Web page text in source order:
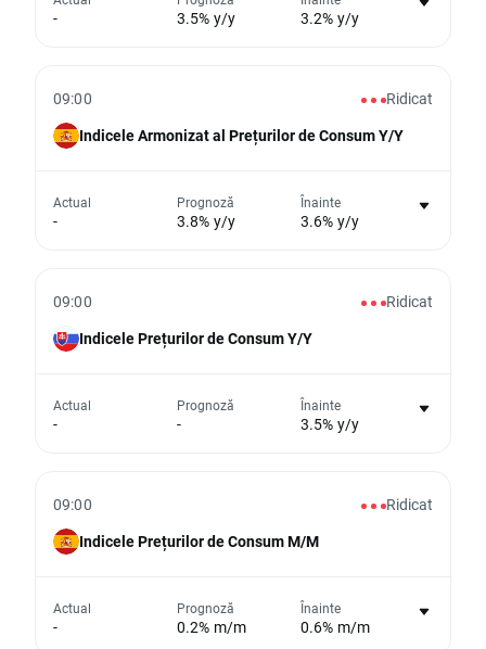
eveniment
- 3.5% y/y 3.2% y/y
Nu există niciun grafic pentru acest
eveniment
09:00
Ridicat
Indicele Armonizat al Prețurilor de Consum Y/Y
Actual
-
Prognoză
3.8% y/y
Înainte
3.6% y/y
Nu există niciun grafic pentru acest
09:00
Ridicat
Indicele Prețurilor de Consum Y/Y
Actual
-
Prognoză
-
Înainte
3.5% y/y
Nu există niciun grafic pentru acest
eveniment
09:00
Ridicat
Indicele Prețurilor de Consum M/M
Actual
-
Prognoză
0.2% m/m
Înainte
0.6% m/m